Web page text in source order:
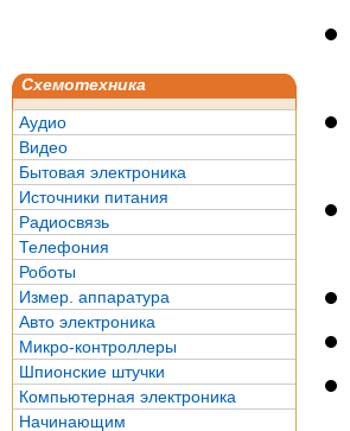
Схемотехника
Аудио
Видео
Бытовая электроника
Источники питания
Радиосвязь
Телефония
Роботы
Измер. аппаратура
Авто электроника
Микро-контроллеры
Шпионские штучки
Компьютерная электроника
Начинающим